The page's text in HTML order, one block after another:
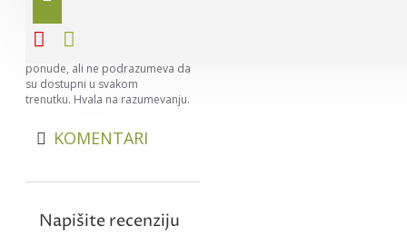
garantujemo da su svi opisi
kompletni i bez greške. Svi artikli
ponude, ali ne podrazumeva da
su dostupni u svakom
trenutku. Hvala na razumevanju.
KOMENTARI
Napišite recenziju